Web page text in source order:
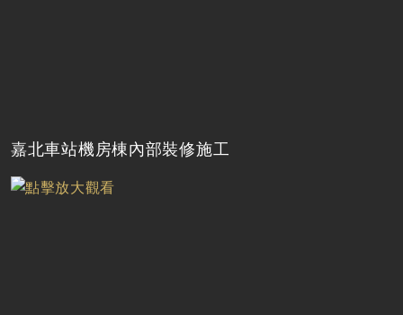
嘉北車站機房棟內部裝修施工